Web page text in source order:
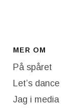
MER OM
På spåret
Let’s dance
Jag i media